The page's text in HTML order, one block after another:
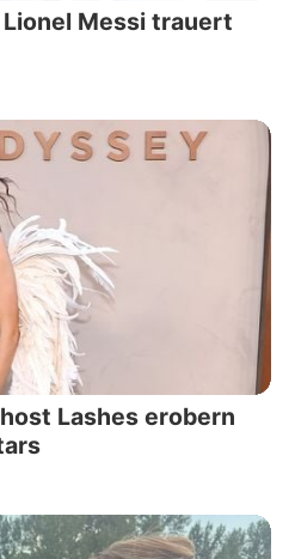
Messi trauert
Lashes erobern